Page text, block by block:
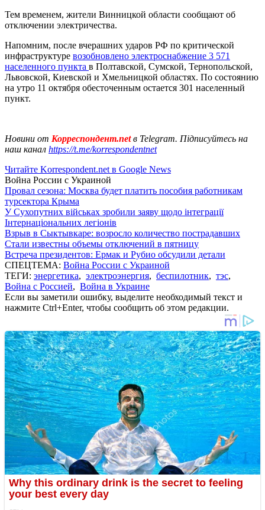
Тем временем, жители Винницкой области сообщают об
отключении электричества.
Напомним, после вчерашних ударов РФ по критической
инфраструктуре возобновлено электроснабжение 3 571
населенного пункта в Полтавской, Сумской, Тернопольской,
Львовской, Киевской и Хмельницкой областях. По состоянию
на утро 11 октября обесточенным остается 301 населенный
пункт.
Новини от Корреспондент.netв Telegram. Підписуйтесь на
наш канал https://t.me/korrespondentnet
Читайте Korrespondent.net в Google News
Война России с Украиной
Провал сезона: Москва будет платить пособия работникам
турсектора Крыма
У Сухопутних військах зробили заяву щодо інтеграції
Інтернаціональних легіонів
Взрыв в Сыктывкаре: возросло количество пострадавших
Стали известны объемы отключений в пятницу
Встреча президентов: Ермак и Рубио обсудили детали
СПЕЦТЕМА: Война России с Украиной
ТЕГИ: энергетика, электроэнергия, беспилотник, тэс,
Война с Россией, Война в Украине
Если вы заметили ошибку, выделите необходимый текст и
нажмите Ctrl+Enter, чтобы сообщить об этом редакции.